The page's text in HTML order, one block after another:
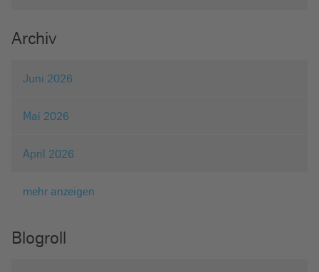
Archiv
Juni 2026
Mai 2026
April 2026
mehr anzeigen
Blogroll